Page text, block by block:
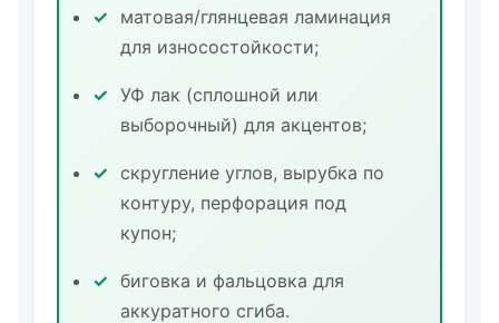
матовая/глянцевая ламинация
для износостойкости;
УФ лак (сплошной или
выборочный) для акцентов;
скругление углов, вырубка по
контуру, перфорация под
купон;
биговка и фальцовка для
аккуратного сгиба.